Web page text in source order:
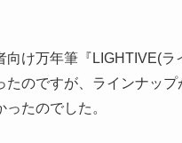
け万年筆『LIGHTIVE(ラ
たのですが、ラインナッ
たのでした。